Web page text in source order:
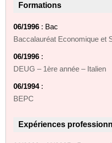
Formations
06/1996 : Bac
Baccalauréat Economique et
06/1996 :
DEUG – 1ère année – Italien
06/1994:
BEPC
Expériences